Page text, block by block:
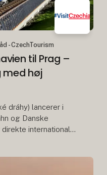
- CzechTourism
til Prag –
med høj
dráhy) lancerer i
og Danske
direkte international